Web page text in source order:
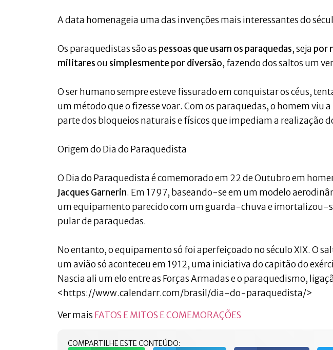
A data homenageia uma das invenções mais interessantes do
Os paraquedistas são as pessoas que usam os paraquedas, seja por
militaresou simplesmente por diversão, fazendo dos saltos um
O ser humano sempre esteve fissurado em conquistar os céus,
um método que o fizesse voar. Com os paraquedas, o homem viu
parte dos bloqueios naturais e físicos que impediam a realização
Origem do Dia do Paraquedista
O Dia do Paraquedista é comemorado em 22 de Outubro em
Jacques Garnerin. Em 1797, baseando-se em um modelo
um equipamento parecido com um guarda-chuva e imortalizou-
pular de paraquedas.
No entanto, o equipamento só foi aperfeiçoado no século XIX. O
um avião só aconteceu em 1912, uma iniciativa do capitão do
Nascia ali um elo entre as Forças Armadas e o paraquedismo,
<https://www.calendarr.com/brasil/dia-do-paraquedista/>
Ver mais FATOS E MITOS E COMEMORAÇÕES
COMPARTILHE ESTE CONTEÚDO: